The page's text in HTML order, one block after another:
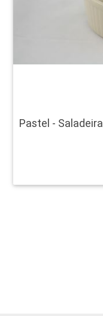
Pastel - Saladeira